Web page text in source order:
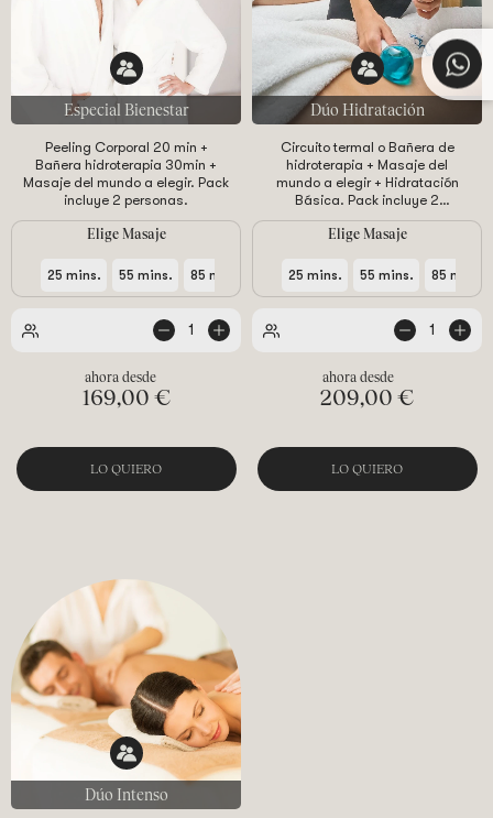
Especial Bienestar
Peeling Corporal 20 min +
Bañera hidroterapia 30min +
Masaje del mundo a elegir. Pack
incluye 2 personas.
Elige Masaje
25 mins. 55 mins. 85 mins.
1
169,00 €
LO QUIERO
Dúo Hidratación
Circuito termal o Bañera de
hidroterapia + Masaje del
mundo a elegir + Hidratación
Básica. Pack incluye 2
personas.
Elige Masaje
25 mins. 55 mins. 85 mins.
1
209,00 €
LO QUIERO
Dúo Intenso